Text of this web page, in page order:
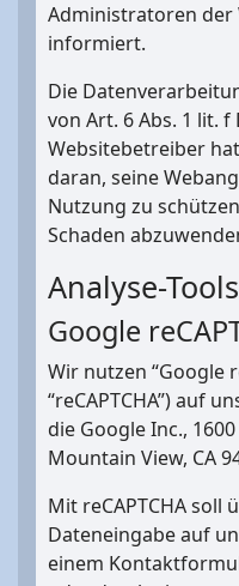
Administratoren der
informiert.
Die
von Art. 6 Abs. 1 lit. f
Websitebetreiber
daran, seine
Nutzung zu
Schaden
Analyse-
Google
Wir nutzen “Google
“reCAPTCHA”) auf
die Google Inc.,
Mountain View, CA
Mit reCAPTCHA
Dateneingabe auf
einem